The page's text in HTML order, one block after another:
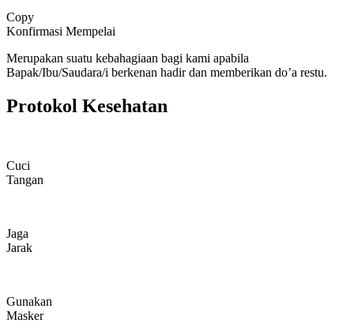
Copy
Konfirmasi Mempelai
Merupakan suatu kebahagiaan bagi kami apabila
Bapak/Ibu/Saudara/i berkenan hadir dan memberikan do’a restu.
Protokol Kesehatan
Cuci
Tangan
Jaga
Jarak
Gunakan
Masker